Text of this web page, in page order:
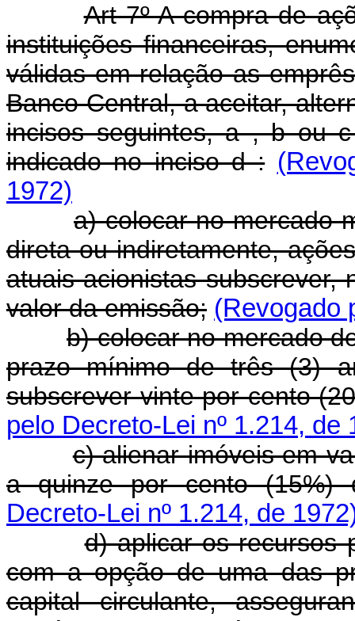
Art 7º A compra de
instituições financeiras,
válidas em relação as
Banco Central, a aceitar,
incisos seguintes, a , b ou
indicado no inciso d :
1972)
a) colocar no mercado
direta ou indiretamente,
atuais acionistas
valor da emissão; (Revogado
b) colocar no mercado
prazo mínimo de três (3)
subscrever vinte por cento
pelo Decreto-Lei nº 1.214, de
c) alienar imóveis em
a quinze por cento (15%)
Decreto-Lei nº 1.214, de
d) aplicar os recursos
com a opção de uma das
capital circulante,